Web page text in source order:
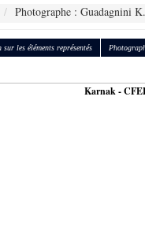
Photographe : Guadagnini K.
les éléments représentés